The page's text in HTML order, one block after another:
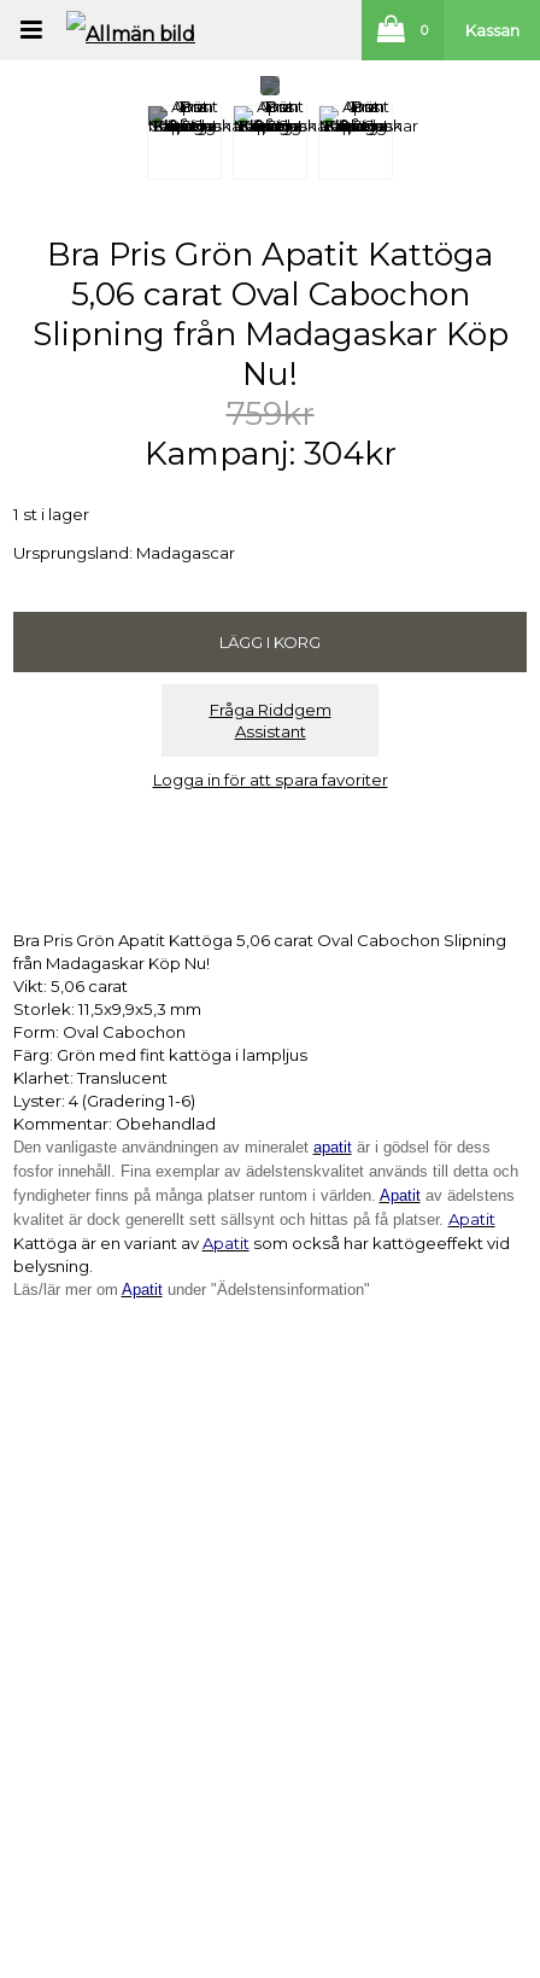
0 Kassan
Bra Pris Grön Apatit Kattöga
5,06 carat Oval Cabochon
Slipning från Madagaskar Köp
Nu!
759kr
Kampanj: 304kr
1 st i lager
Ursprungsland: Madagascar
Fråga Riddgem
Assistant
Logga in för att spara favoriter
Bra Pris Grön Apatit Kattöga 5,06 carat Oval Cabochon Slipning
från Madagaskar Köp Nu!
Vikt: 5,06 carat
Storlek: 11,5x9,9x5,3 mm
Form: Oval Cabochon
Färg: Grön med fint kattöga i lampljus
Klarhet: Translucent
Lyster: 4 (Gradering 1-6)
Kommentar: Obehandlad
Den vanligaste användningen av mineralet apatitär i gödsel för dess
fosfor innehåll. Fina exemplar av ädelstenskvalitet används till detta och
fyndigheter finns på många platser runtom i världen. Apatitav ädelstens
kvalitet är dock generellt sett sällsynt och hittas på få platser. Apatit
Kattöga är en variant avApatit som också har kattögeeffekt vid
belysning.
Läs/lär mer om Apatitunder "Ädelstensinformation"